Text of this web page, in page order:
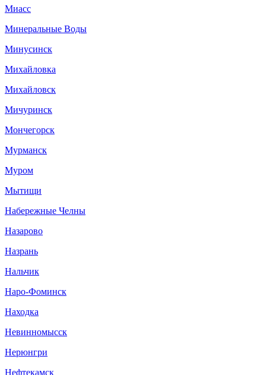
Миасс
Минеральные Воды
Минусинск
Михайловка
Михайловск
Мичуринск
Мончегорск
Мурманск
Муром
Мытищи
Набережные Челны
Назарово
Назрань
Нальчик
Наро-Фоминск
Находка
Невинномысск
Нерюнгри
Нефтекамск